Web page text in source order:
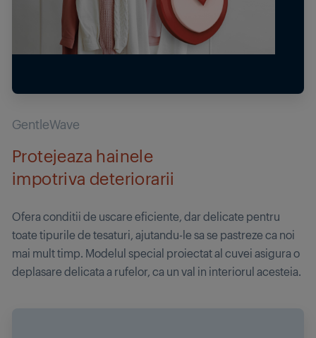
GentleWave
Protejeaza hainele
impotriva deteriorarii
Ofera conditii de uscare eficiente, dar delicate pentru
toate tipurile de tesaturi, ajutandu-le sa se pastreze ca noi
mai mult timp. Modelul special proiectat al cuvei asigura o
deplasare delicata a rufelor, ca un val in interiorul acesteia.